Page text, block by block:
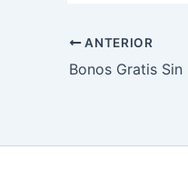
ANTERIOR